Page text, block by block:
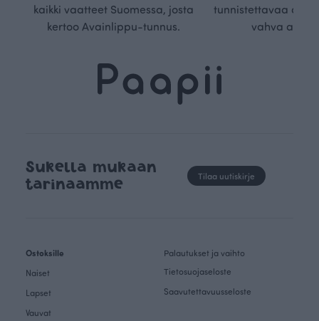
kaikki vaatteet Suomessa, josta
kertoo Avainlippu-tunnus.
tunnistettavaa
vahva
Sukella mukaan
tarinaamme
Tilaa uutiskirje
Ostoksille
Naiset
Lapset
Vauvat
Palautukset ja vaihto
Tietosuojaseloste
Saavutettavuusseloste